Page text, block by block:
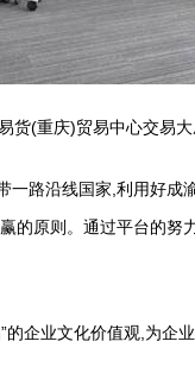
货(重庆)贸易中心交易
一路沿线国家,利用好成
的原则。通过平台的努
的企业文化价值观,为企